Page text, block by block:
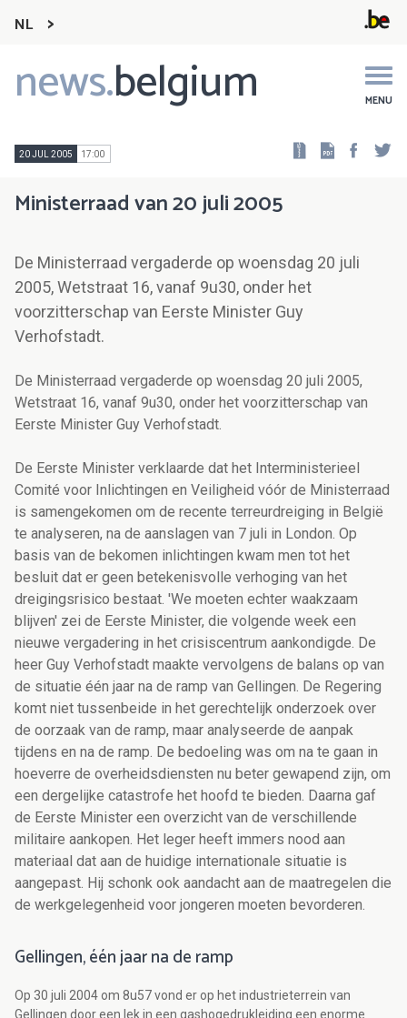
NL
news.belgium MENU
Main
navigation
20 JUL 2005 17:00
Ministerraad van 20 juli 2005
De Ministerraad vergaderde op woensdag 20 juli
2005, Wetstraat 16, vanaf 9u30, onder het
voorzitterschap van Eerste Minister Guy
Verhofstadt.
De Ministerraad vergaderde op woensdag 20 juli 2005,
Wetstraat 16, vanaf 9u30, onder het voorzitterschap van
Eerste Minister Guy Verhofstadt.
De Eerste Minister verklaarde dat het Interministerieel
Comité voor Inlichtingen en Veiligheid vóór de Ministerraad
is samengekomen om de recente terreurdreiging in België
te analyseren, na de aanslagen van 7 juli in London. Op
basis van de bekomen inlichtingen kwam men tot het
besluit dat er geen betekenisvolle verhoging van het
dreigingsrisico bestaat. 'We moeten echter waakzaam
blijven' zei de Eerste Minister, die volgende week een
nieuwe vergadering in het crisiscentrum aankondigde. De
heer Guy Verhofstadt maakte vervolgens de balans op van
de situatie één jaar na de ramp van Gellingen. De Regering
komt niet tussenbeide in het gerechtelijk onderzoek over
de oorzaak van de ramp, maar analyseerde de aanpak
tijdens en na de ramp. De bedoeling was om na te gaan in
hoeverre de overheidsdiensten nu beter gewapend zijn, om
een dergelijke catastrofe het hoofd te bieden. Daarna gaf
de Eerste Minister een overzicht van de verschillende
militaire aankopen. Het leger heeft immers nood aan
materiaal dat aan de huidige internationale situatie is
aangepast. Hij schonk ook aandacht aan de maatregelen die
de werkgelegenheid voor jongeren moeten bevorderen.
Gellingen, één jaar na de ramp
Op 30 juli 2004 om 8u57 vond er op het industrieterrein van
Gellingen door een lek in een gashogedrukleiding een enorme